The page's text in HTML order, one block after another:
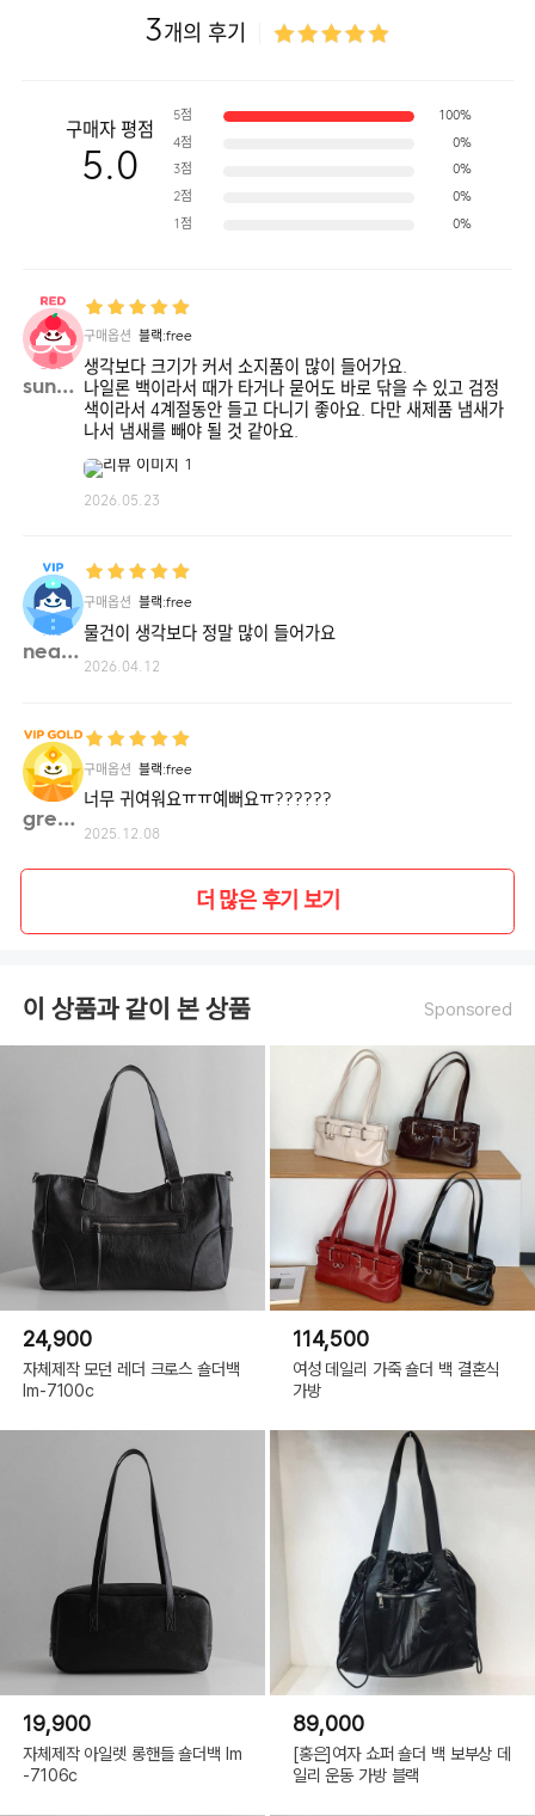
3개의 후기
구매자 평점
5.0
5점 100%
4점 0%
3점 0%
2점 0%
1점 0%
sunmr**
구매옵션 블랙:free
생각보다 크기가 커서 소지품이 많이 들어가요.
나일론 백이라서 때가 타거나 묻어도 바로 닦을 수 있고 검정
색이라서 4계절동안 들고 다니기 좋아요. 다만 새제품 냄새가
나서 냄새를 빼야 될 것 같아요.
2026.05.23
neae**
구매옵션 블랙:free
물건이 생각보다 정말 많이 들어가요
2026.04.12
green**
구매옵션 블랙:free
너무 귀여워요ㅠㅠ예뻐요ㅠ??????
2025.12.08
더 많은 후기 보기
이 상품과 같이 본 상품 Sponsored
24,900
자체제작 모던 레더 크로스 숄더백
lm-7100c
114,500
여성 데일리 가죽 숄더 백 결혼식
가방
19,900
자체제작 아일렛 롱핸들 숄더백 lm
-7106c
89,000
[홍은]여자 쇼퍼 숄더 백 보부상 데
일리 운동 가방 블랙